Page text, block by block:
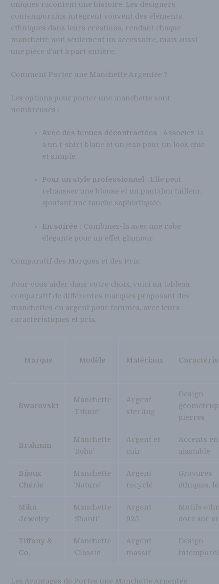
uniques racontent une histoire. Les designers
contemporains intègrent souvent des éléments
ethniques dans leurs créations, rendant chaque
manchette non seulement un accessoire, mais aussi
une pièce d’art à part entière.
Comment Porter une Manchette Argentée ?
Les options pour porter une manchette sont
nombreuses :
Avec des tenues décontractées : Associez-la
à un t-shirt blanc et un jean pour un look chic
et simple.
Pour un style professionnel : Elle peut
rehausser une blouse et un pantalon tailleur,
ajoutant une touche sophistiquée.
En soirée : Combinez-la avec une robe
élégante pour un effet glamour.
Comparatif des Marques et des Prix
Pour vous aider dans votre choix, voici un tableau
comparatif de différentes marques proposant des
manchettes en argent pour femmes, avec leurs
caractéristiques et prix.
Marque Modèle Matériaux
Swarovski
Manchette
‘Ethnic’
Argent
sterling
Design
pierres
Brahmin
Manchette
‘Boho’
Argent et
cuir
Accents
ajustable
Bijoux
Chérie
Manchette
‘Nature’
Argent
recyclé
Gravures
éthiques,
Mika
Jewelry
Manchette
‘Shanti’
Argent
925
Motifs
doré sur
Tiffany &
Co.
Manchette
‘Classic’
Argent
massif
Design
Les Avantages de Portes une Manchette Argentée